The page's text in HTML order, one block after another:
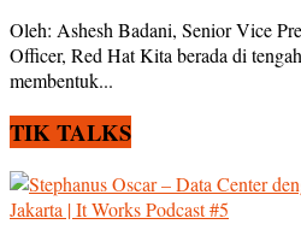
Oleh: Ashesh Badani, Senior Vice
Officer, Red Hat Kita berada di
membentuk...
TIK TALKS